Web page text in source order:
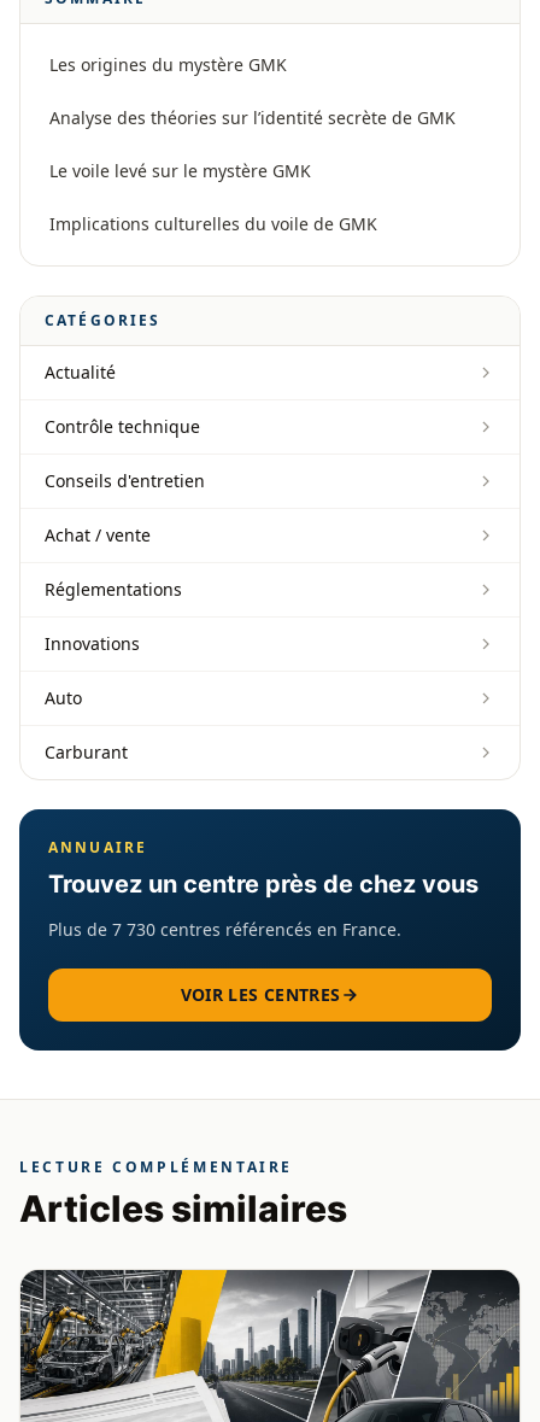
Les origines du mystère GMK
Analyse des théories sur l’identité secrète de GMK
Le voile levé sur le mystère GMK
Implications culturelles du voile de GMK
CATÉGORIES
Actualité
Contrôle technique
Conseils d'entretien
Achat / vente
Réglementations
Innovations
Auto
Carburant
ANNUAIRE
Trouvez un centre près de chez vous
Plus de 7 730 centres référencés en France.
VOIR LES CENTRES
LECTURE COMPLÉMENTAIRE
Articles similaires